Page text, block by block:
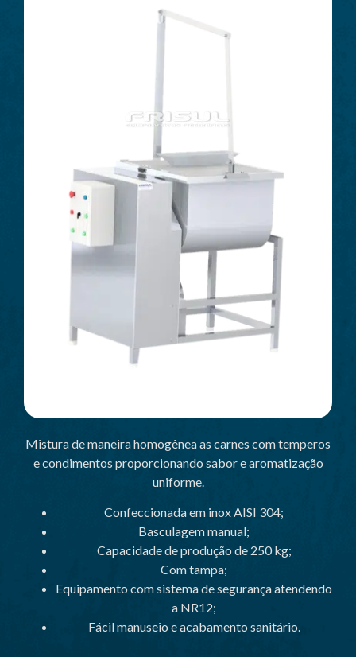
Mistura de maneira homogênea as carnes com temperos
e condimentos proporcionando sabor e aromatização
uniforme.
Confeccionada em inox AISI 304;
Basculagem manual;
Capacidade de produção de 250 kg;
Com tampa;
Equipamento com sistema de segurança atendendo
a NR12;
Fácil manuseio e acabamento sanitário.